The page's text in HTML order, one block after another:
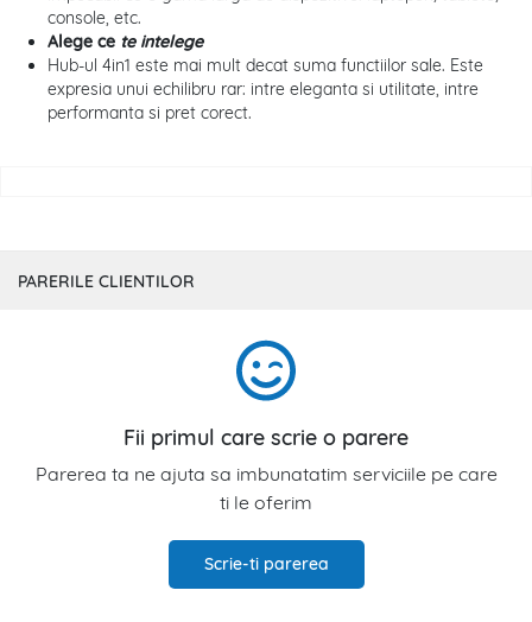
console, etc.
Alege ce te intelege
Hub-ul 4in1 este mai mult decat suma functiilor sale. Este
expresia unui echilibru rar: intre eleganta si utilitate, intre
performanta si pret corect.
PARERILE CLIENTILOR
Fii primul care scrie o parere
Parerea ta ne ajuta sa imbunatatim serviciile pe care
ti le oferim
Scrie-ti parerea